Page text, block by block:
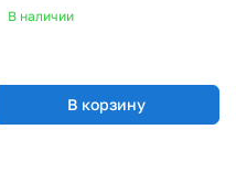
В наличии
В корзину